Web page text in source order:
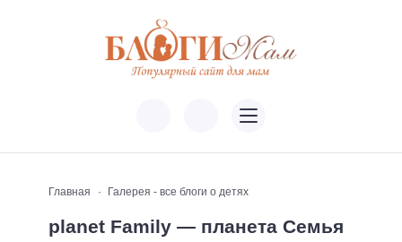
Главная Галерея - все блоги о детях
planet Family — планета Семья